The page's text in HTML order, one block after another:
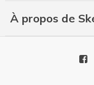
À propos de